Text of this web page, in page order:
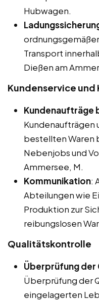
Hubwagen.
Transport
Dießen am
Kundenservice und
Kundenaufträge
Kundenaufträgen
bestellten Waren
Nebenjobs und
Ammersee, M.
Kommunikation:
Abteilungen wie
Produktion zur
reibungslosen
Qualitätskontrolle
Überprüfung der
Überprüfung der
eingelagerten